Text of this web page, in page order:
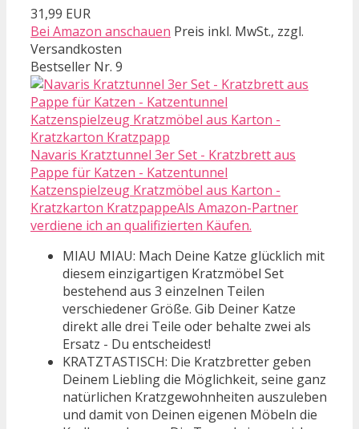
31,99 EUR
Bei Amazon anschauen Preis inkl. MwSt., zzgl.
Versandkosten
Bestseller Nr. 9
Navaris Kratztunnel 3er Set - Kratzbrett aus
Pappe für Katzen - Katzentunnel
Katzenspielzeug Kratzmöbel aus Karton -
Kratzkarton KratzpappeAls Amazon-Partner
verdiene ich an qualifizierten Käufen.
MIAU MIAU: Mach Deine Katze glücklich mit
diesem einzigartigen Kratzmöbel Set
bestehend aus 3 einzelnen Teilen
verschiedener Größe. Gib Deiner Katze
direkt alle drei Teile oder behalte zwei als
Ersatz - Du entscheidest!
KRATZTASTISCH: Die Kratzbretter geben
Deinem Liebling die Möglichkeit, seine ganz
natürlichen Kratzgewohnheiten auszuleben
und damit von Deinen eigenen Möbeln die